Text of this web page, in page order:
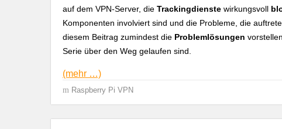
auf dem VPN-Server, die Trackingdienste wirkungsvoll
Komponenten involviert sind und die Probleme, die
diesem Beitrag zumindest die Problemlösungen
Serie über den Weg gelaufen sind.
(mehr …)
Raspberry Pi VPN